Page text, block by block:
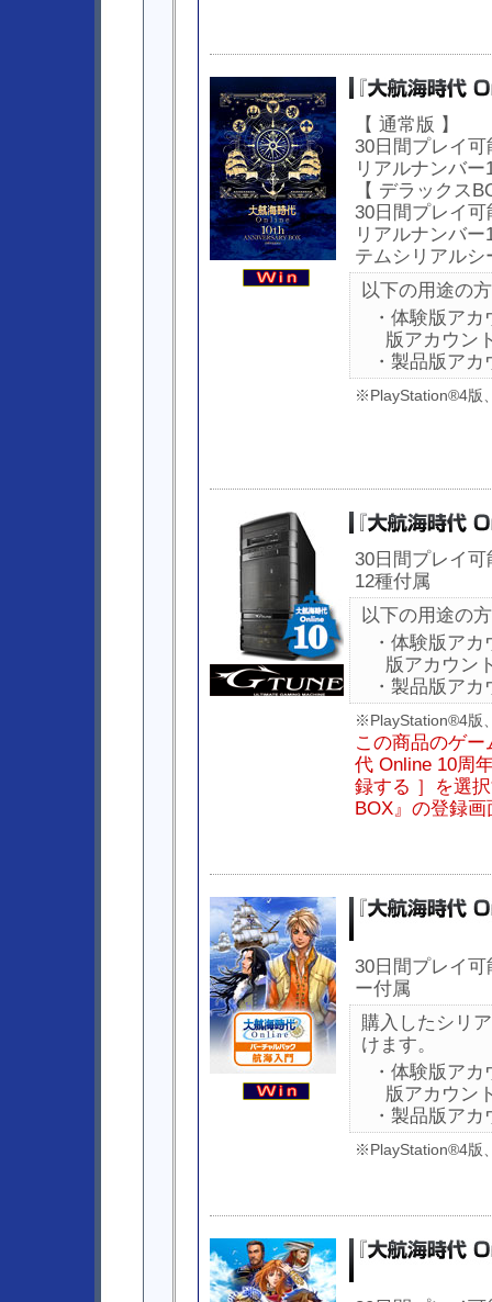
【 通常版 】
30日間プレイ
リアルナンバー
【 デラックス
30日間プレイ
リアルナンバ
テムシリアル
以下の用途の
・体験版ア
版アカウン
・製品版ア
※PlayStation®4版
30日間プレイ
12種付属
以下の用途の
・体験版ア
版アカウン
・製品版ア
※PlayStation®4版
この商品のゲ
代 Online 10周
録する ］を選
BOX』の登録
30日間プレイ
ー付属
購入したシリ
けます。
・体験版ア
版アカウン
・製品版ア
※PlayStation®4版